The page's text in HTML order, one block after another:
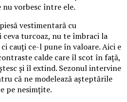
vorbesc între ele.
vestimentară cu
turcoaz, nu te îmbraci la
cauți ce-l pune în valoare. Aici e
calde care îl scot în față,
și îl extind. Sezonul intervine
că ne modelează așteptările
pe nesimțite.